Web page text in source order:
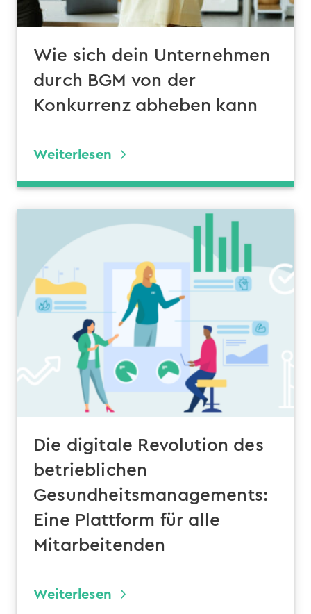
Wie sich dein Unternehmen
durch BGM von der
Konkurrenz abheben kann
Weiterlesen
Die digitale Revolution des
betrieblichen
Gesundheitsmanagements:
Eine Plattform für alle
Mitarbeitenden
Weiterlesen